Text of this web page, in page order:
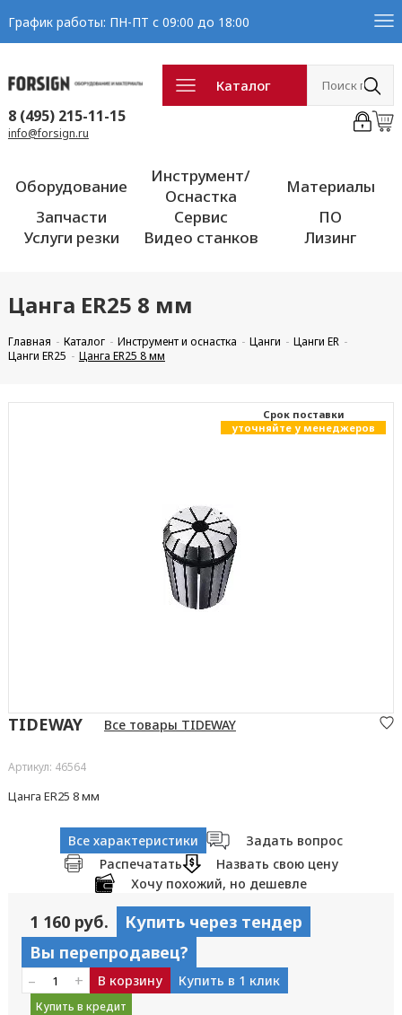
График работы: ПН-ПТ с 09:00 до 18:00
Каталог
8 (495) 215-11-15
info@forsign.ru
Оборудование
Инструмент/
Оснастка
Материалы
Запчасти
Сервис
ПО
Услуги резки
Видео станков Лизинг
Цанга ER25 8 мм
Главная Каталог Инструмент и оснастка Цанги
Цанги ER
Цанги ER25
Цанга ER25 8 мм
Cрок поставки
уточняйте у менеджеров
TIDEWAY Все товары TIDEWAY
Артикул: 46564
Цанга ER25 8 мм
Все характеристики
Задать вопрос
Распечатать
Назвать свою цену
Хочу похожий, но дешевле
1 160 руб.
Купить через тендер
Вы перепродавец?
– + В корзину Купить в 1 клик
Купить в кредит